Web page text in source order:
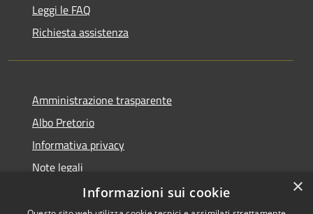
Leggi le FAQ
Richiesta assistenza
Amministrazione trasparente
Albo Pretorio
Informativa privacy
Note legali
Dichiarazione di accessibilità
×
Informazioni sui cookie